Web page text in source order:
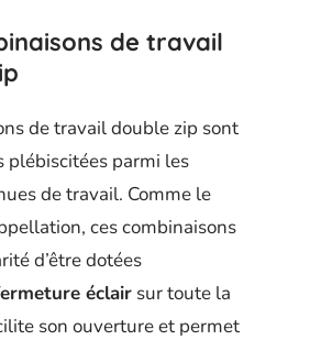
de travail
de travail double zip sont
plébiscitées parmi les
de travail. Comme le
ces combinaisons
d’être dotées
éclair sur toute la
son ouverture et permet